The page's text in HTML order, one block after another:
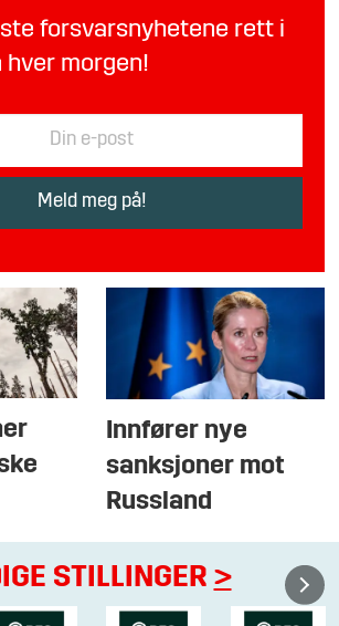
forsvarsnyhetene rett i
hver morgen!
Innfører nye
sanksjoner mot
Russland
STILLINGER >